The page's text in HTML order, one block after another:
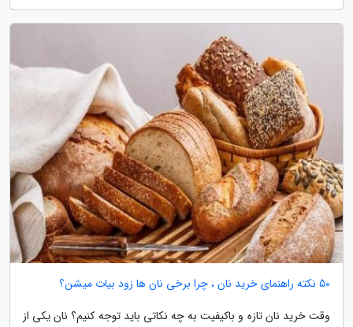
50 نکته راهنمای خرید نان ، چرا برخی نان ها زود بیات میشن؟
وقت خرید نان تازه و باکیفیت به چه نکاتی باید توجه کنیم؟ نان یکی از